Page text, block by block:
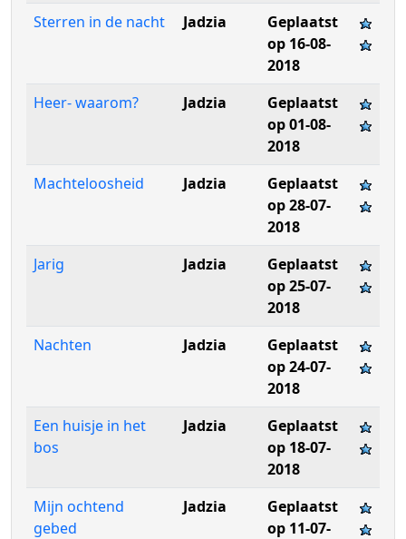
Sterren in de nacht
Jadzia
Geplaatst
op 16-08-
2018
Heer- waarom?
Jadzia
Geplaatst
op 01-08-
2018
Machteloosheid
Jadzia
Geplaatst
op 28-07-
2018
Jarig
Jadzia
Geplaatst
op 25-07-
2018
Nachten
Jadzia
Geplaatst
op 24-07-
2018
Een huisje in het
bos
Jadzia
Geplaatst
op 18-07-
2018
Mijn ochtend
gebed
Jadzia
Geplaatst
op 11-07-